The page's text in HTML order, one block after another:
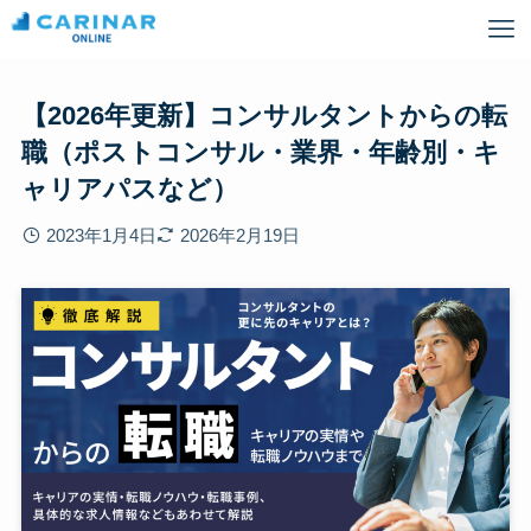
【2026年更新】コンサルタントからの転
職（ポストコンサル・業界・年齢別・キ
ャリアパスなど）
2023年1月4日 2026年2月19日